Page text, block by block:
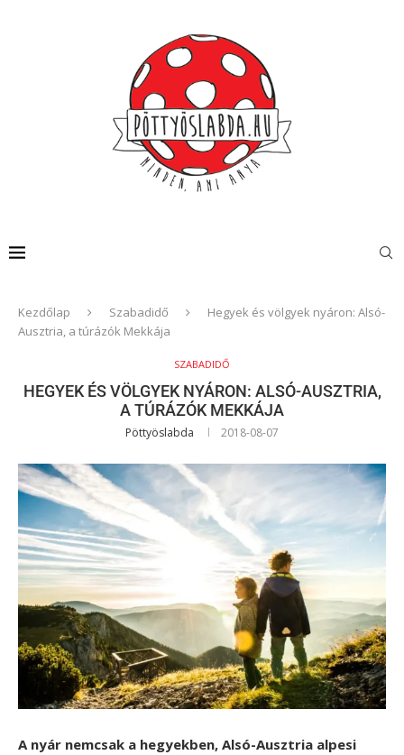
Kezdőlap Szabadidő
Hegyek és völgyek nyáron: Alsó-
Ausztria, a túrázók Mekkája
SZABADIDŐ
HEGYEK ÉS VÖLGYEK NYÁRON: ALSÓ-AUSZTRIA,
A TÚRÁZÓK MEKKÁJA
Pöttyöslabda 2018-08-07
A nyár nemcsak a hegyekben, Alsó-Ausztria alpesi